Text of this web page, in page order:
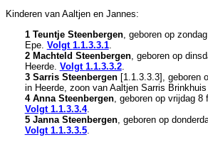
Kinderen van Aaltjen en Jannes:
1 Teuntje Steenbergen, geboren op
Epe. Volgt 1.1.3.3.1.
2 Machteld Steenbergen, geboren op
Heerde. Volgt 1.1.3.3.2.
3 Sarris Steenbergen[1.1.3.3.3], geboren
in Heerde, zoon van Aaltjen Sarris
4 Anna Steenbergen, geboren op vrijdag 8
Volgt 1.1.3.3.4.
5 Janna Steenbergen, geboren op
Volgt 1.1.3.3.5.